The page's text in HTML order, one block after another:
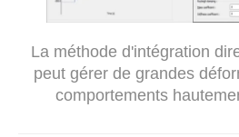
La méthode d'intégration
peut gérer de grandes
comportements